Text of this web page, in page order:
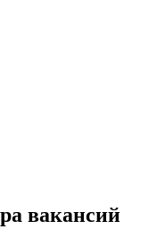
вакансий